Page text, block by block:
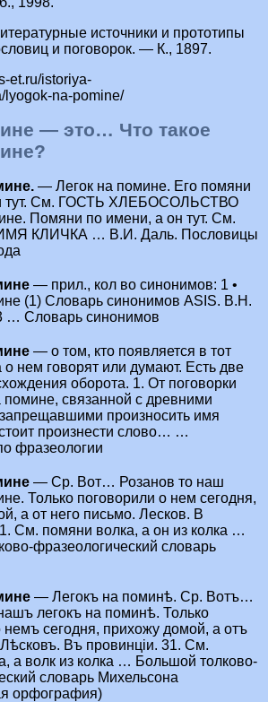
источники и прототипы
и поговорок. — К., 1897.
et.ru/istoriya-
lyogok-na-pomine/
— это… Что такое
— Легок на помине. Его помяни
и тут. См. ГОСТЬ ХЛЕБОСОЛЬСТВО
Помяни по имени, а он тут. См.
КЛИЧКА … В.И. Даль. Пословицы
— прил., кол во синонимов: 1 •
(1) Словарь синонимов ASIS. В.Н.
… Словарь синонимов
— о том, кто появляется в тот
о нем говорят или думают. Есть две
оборота. 1. От поговорки
помине, связанной с древними
произносить имя
произнести слово… …
фразеологии
— Ср. Вот… Розанов то наш
Только поговорили о нем сегодня,
а от него письмо. Лесков. В
См. помяни волка, а он из колка …
фразеологический словарь
— Легокъ на поминѣ. Ср. Вотъ…
легокъ на поминѣ. Только
немъ сегодня, прихожу домой, а отъ
Въ провинціи. 31. См.
а волк из колка … Большой толково-
словарь Михельсона
орфография)